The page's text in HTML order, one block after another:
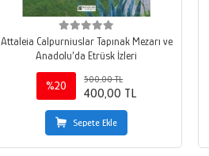
Attaleia Calpurniuslar Tapınak Mezarı ve
Anadolu’da Etrüsk İzleri
%20
500,00 TL
400,00 TL
Sepete Ekle